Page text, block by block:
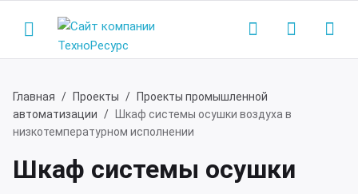
Назад
Назад
Главная Проекты
Проекты промышленной
автоматизации
Шкаф системы осушки воздуха в
низкотемпературном исполнении
Шкаф системы осушки